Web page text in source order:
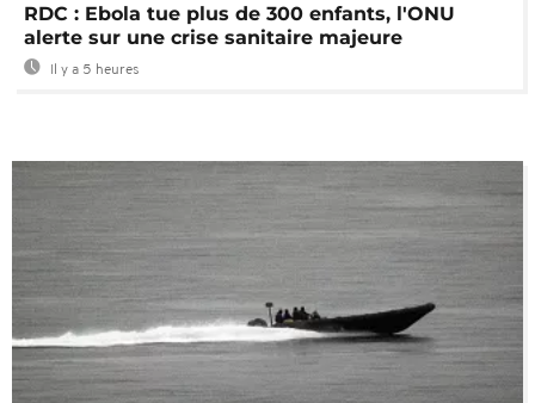
RDC : Ebola tue plus de 300 enfants, l'ONU
alerte sur une crise sanitaire majeure
Il y a 5 heures